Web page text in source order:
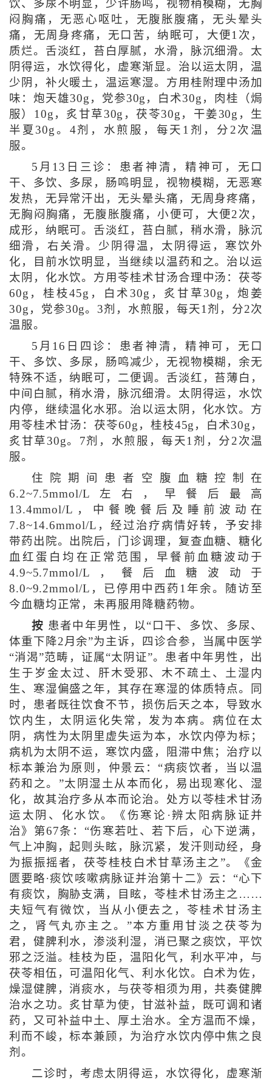
饮、多尿不明显，少许肠鸣，视物稍模糊，无胸
闷胸痛，无恶心呕吐，无腹胀腹痛，无头晕头
痛，无周身疼痛，无口苦，纳眠可，大便1次，
质烂。舌淡红，苔白厚腻，水滑，脉沉细滑。太
阴得运，水饮得化，虚寒渐显。治以运太阴，温
少阴，补火暖土，温运寒湿。方用桂附理中汤加
味：炮天雄30g，党参30g，白术30g，肉桂（焗
服）10g，炙甘草30g，茯苓30g，干姜30g，生
半夏30g。4剂，水煎服，每天1剂，分2次温
服。
5月13日三诊：患者神清，精神可，无口
干、多饮、多尿，肠鸣明显，视物模糊，无恶寒
发热，无异常汗出，无头晕头痛，无周身疼痛，
无胸闷胸痛，无腹胀腹痛，小便可，大便2次，
成形，纳眠可。舌淡红，苔白腻，稍水滑，脉沉
细滑，右关滑。少阴得温，太阴得运，寒饮外
化，目前水饮明显，当继续以温药和之。治以运
太阴，化水饮。方用苓桂术甘汤合理中汤：茯苓
60g，桂枝45g，白术30g，炙甘草30g，炮姜
30g，党参30g。3剂，水煎服，每天1剂，分2次
温服。
5月16日四诊：患者神清，精神可，无口
干、多饮、多尿，肠鸣减少，无视物模糊，余无
特殊不适，纳眠可，二便调。舌淡红，苔薄白，
中间白腻，稍水滑，脉沉细滑。太阴得运，水饮
内停，继续温化水邪。治以运太阴，化水饮。方
用苓桂术甘汤：茯苓60g，桂枝45g，白术30g，
炙甘草30g。7剂，水煎服，每天1剂，分2次温
服。
住院期间患者空腹血糖控制在
6.2~7.5mmol/L左右，早餐后最高
13.4mmol/L，中餐晚餐后及睡前波动在
7.8~14.6mmol/L，经过治疗病情好转，予安排
带药出院。出院后，门诊调理，复查血糖、糖化
血红蛋白均在正常范围，早餐前血糖波动于
4.9~5.7mmol/L，餐后血糖波动于
8.0~9.2mmol/L，已停用中西药1年余。随访至
今血糖均正常，未再服用降糖药物。
按 患者中年男性，以“口干、多饮、多尿、
体重下降2月余”为主诉，四诊合参，当属中医学
“消渴”范畴，证属“太阴证”。患者中年男性，出
生于岁金太过、肝木受邪、木不疏土、土湿内
生、寒湿偏盛之年，其存在寒湿的体质特点。同
时，患者既往饮食不节，损伤后天之本，导致水
饮内生，太阴运化失常，发为本病。病位在太
阴，病性为太阴里虚失运为本，水饮内停为标；
病机为太阴不运，寒饮内盛，阻滞中焦；治疗以
标本兼治为原则，仲景云：“病痰饮者，当以温
药和之。”太阴湿土从本而化，易出现寒化、湿
化，故其治疗多从本而论治。处方以苓桂术甘汤
运太阴、化水饮。《伤寒论·辨太阳病脉证并
治》第67条：“伤寒若吐、若下后，心下逆满，
气上冲胸，起则头眩，脉沉紧，发汗则动经，身
为振振摇者，茯苓桂枝白术甘草汤主之”。《金
匮要略·痰饮咳嗽病脉证并治第十二》云：“心下
有痰饮，胸胁支满，目眩，苓桂术甘汤主之……
夫短气有微饮，当从小便去之，苓桂术甘汤主
之，肾气丸亦主之。”本方重用甘淡之茯苓为
君，健脾利水，渗淡利湿，消已聚之痰饮，平饮
邪之泛溢。桂枝为臣，温阳化气，利水平冲，与
茯苓相伍，可温阳化气、利水化饮。白术为佐，
燥湿健脾，消痰水，与茯苓相须为用，共奏健脾
治水之功。炙甘草为使，甘滋补益，既可调和诸
药，又可补益中土、厚土治水。全方温而不燥，
利而不峻，标本兼顾，为治疗水饮内停中焦之良
剂。
二诊时，考虑太阴得运，水饮得化，虚寒渐